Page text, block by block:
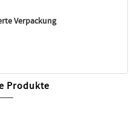
Verpackung
Produkte